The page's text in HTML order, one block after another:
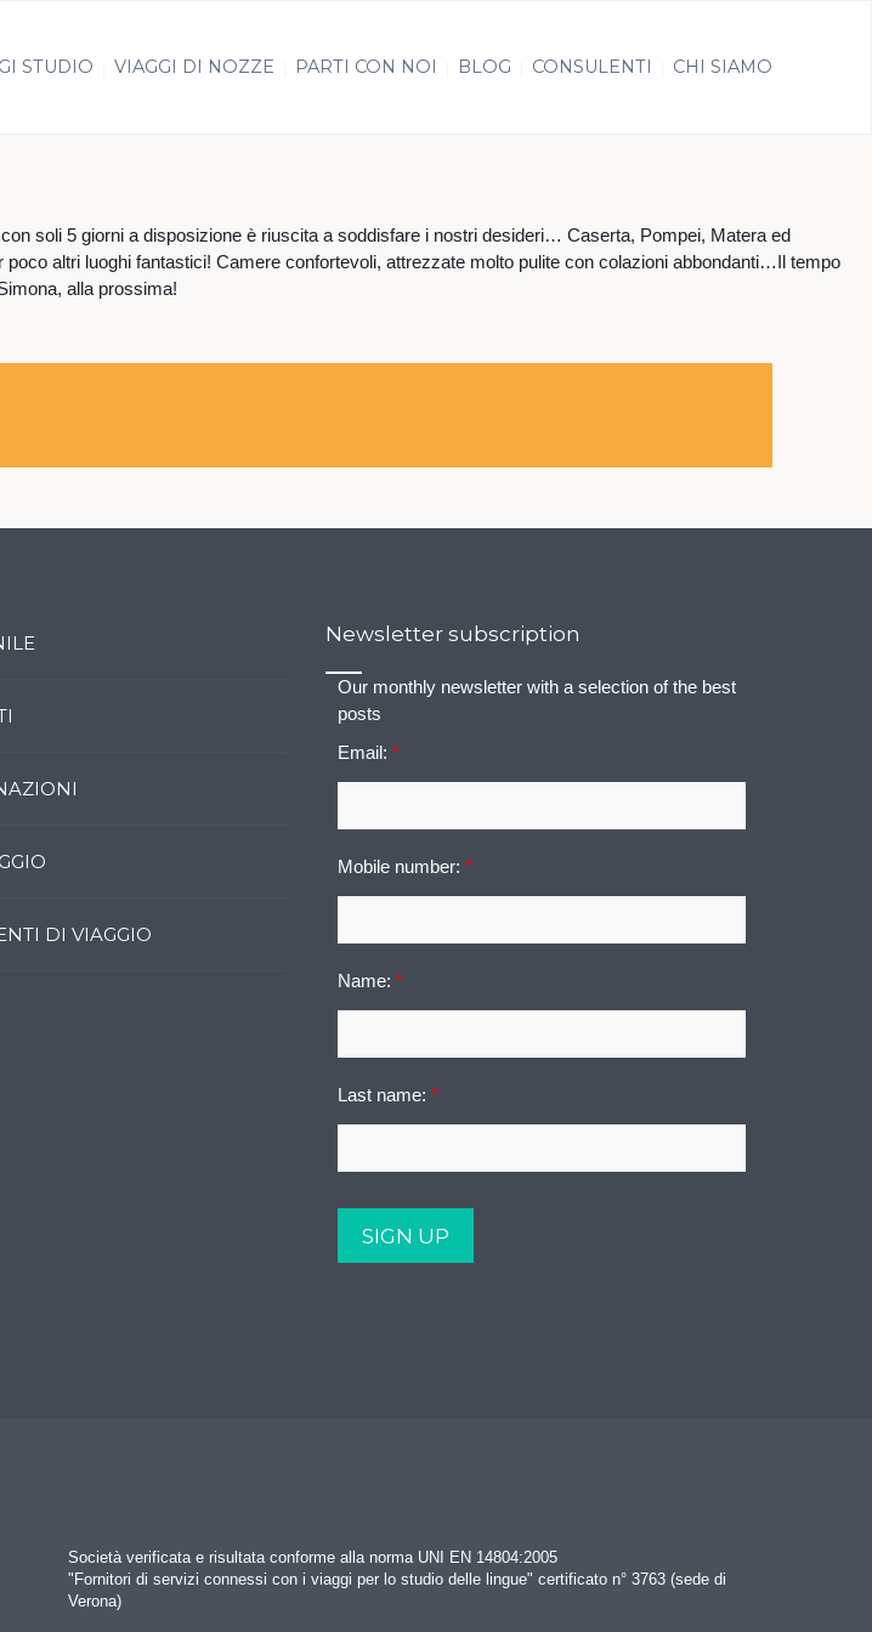
STUDIO VIAGGI DI NOZZE PARTI CON NOI BLOG CONSULENTI CHI SIAMO
soli 5 giorni a disposizione è riuscita a soddisfare i nostri desideri… Caserta, Pompei, Matera ed
altri luoghi fantastici! Camere confortevoli, attrezzate molto pulite con colazioni abbondanti…Il tempo
alla prossima!
DI VIAGGIO
Newsletter subscription
Our monthly newsletter with a selection of the best
posts
Email: *
Mobile number: *
Name: *
Last name: *
Società verificata e risultata conforme alla norma UNI EN 14804:2005
"Fornitori di servizi connessi con i viaggi per lo studio delle lingue" certificato n° 3763 (sede di
Verona)